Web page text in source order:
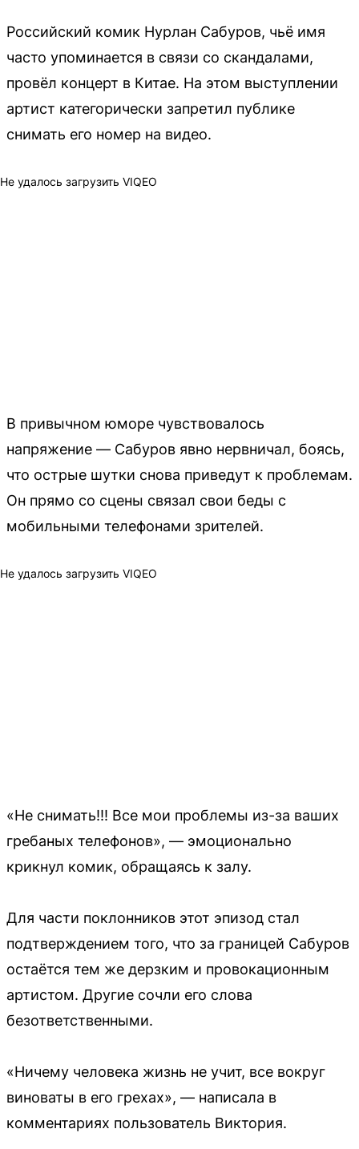
Российский комик Нурлан Сабуров, чьё имя
часто упоминается в связи со скандалами,
провёл концерт в Китае. На этом выступлении
артист категорически запретил публике
снимать его номер на видео.
Не удалось загрузить VIQEO
В привычном юморе чувствовалось
напряжение — Сабуров явно нервничал, боясь,
что острые шутки снова приведут к проблемам.
Он прямо со сцены связал свои беды с
мобильными телефонами зрителей.
Не удалось загрузить VIQEO
«Не снимать!!! Все мои проблемы из-за ваших
гребаных телефонов», — эмоционально
крикнул комик, обращаясь к залу.
Для части поклонников этот эпизод стал
подтверждением того, что за границей Сабуров
остаётся тем же дерзким и провокационным
артистом. Другие сочли его слова
безответственными.
«Ничему человека жизнь не учит, все вокруг
виноваты в его грехах», — написала в
комментариях пользователь Виктория.